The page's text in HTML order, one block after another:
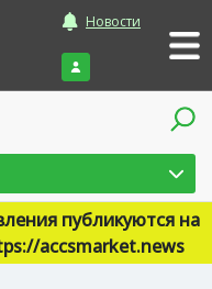
Новости
Войти
публикуются на
accsmarket.news